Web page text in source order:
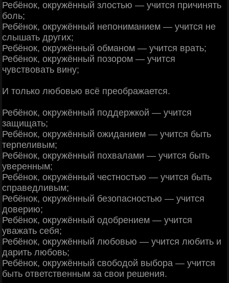
Ребёнок, окружённый злостью — учится причинять
боль;
Ребёнок, окружённый непониманием — учится не
слышать других;
Ребёнок, окружённый обманом — учится врать;
Ребёнок, окружённый позором — учится
чувствовать вину;
И только любовью всё преображается.
Ребёнок, окружённый поддержкой — учится
защищать;
Ребёнок, окружённый ожиданием — учится быть
терпеливым;
Ребёнок, окружённый похвалами — учится быть
уверенным;
Ребёнок, окружённый честностью — учится быть
справедливым;
Ребёнок, окружённый безопасностью — учится
доверию;
Ребёнок, окружённый одобрением — учится
уважать себя;
Ребёнок, окружённый любовью — учится любить и
дарить любовь;
Ребёнок, окружённый свободой выбора — учится
быть ответственным за свои решения.